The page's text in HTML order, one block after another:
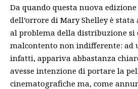
Da quando questa nuova
dell’orrore di Mary Shelley è
al problema della distribuzione si
malcontento non indifferente: ad
infatti, appariva abbastanza
avesse intenzione di portare la
cinematografiche ma, come